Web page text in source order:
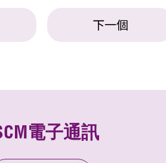
下一個
電子通訊